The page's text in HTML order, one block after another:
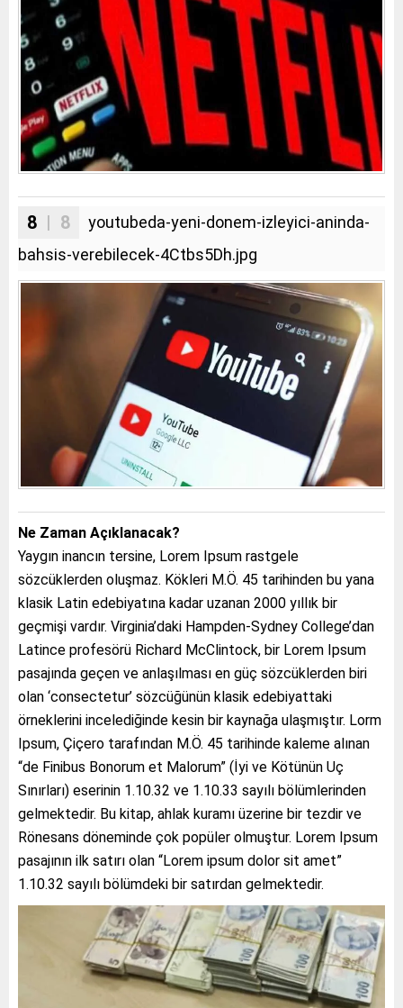
8 | 8
youtubeda-yeni-donem-izleyici-aninda-
bahsis-verebilecek-4Ctbs5Dh.jpg
Ne Zaman Açıklanacak?
Yaygın inancın tersine, Lorem Ipsum rastgele
sözcüklerden oluşmaz. Kökleri M.Ö. 45 tarihinden bu yana
klasik Latin edebiyatına kadar uzanan 2000 yıllık bir
geçmişi vardır. Virginia’daki Hampden-Sydney College’dan
Latince profesörü Richard McClintock, bir Lorem Ipsum
pasajında geçen ve anlaşılması en güç sözcüklerden biri
olan ‘consectetur’ sözcüğünün klasik edebiyattaki
örneklerini incelediğinde kesin bir kaynağa ulaşmıştır. Lorm
Ipsum, Çiçero tarafından M.Ö. 45 tarihinde kaleme alınan
“de Finibus Bonorum et Malorum” (İyi ve Kötünün Uç
Sınırları) eserinin 1.10.32 ve 1.10.33 sayılı bölümlerinden
gelmektedir. Bu kitap, ahlak kuramı üzerine bir tezdir ve
Rönesans döneminde çok popüler olmuştur. Lorem Ipsum
pasajının ilk satırı olan “Lorem ipsum dolor sit amet”
1.10.32 sayılı bölümdeki bir satırdan gelmektedir.